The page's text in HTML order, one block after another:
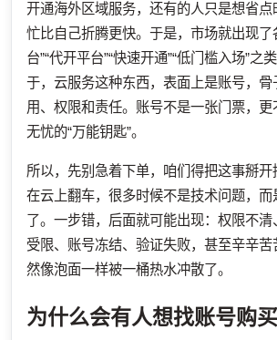
开通海外区域服务，还有的人只是想省
忙比自己折腾更快。于是，市场就出现了
台”“代开平台”“快速开通”“低门槛入场”之
于，云服务这种东西，表面上是账号，
用、权限和责任。账号不是一张门票，
无忧的“万能钥匙”。
所以，先别急着下单，咱们得把这事掰
在云上翻车，很多时候不是技术问题，
了。一步错，后面就可能出现：权限不清
受限、账号冻结、验证失败，甚至辛辛
然像泡面一样被一桶热水冲散了。
为什么会有人想找账号购